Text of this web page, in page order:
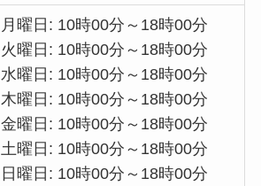
月曜日: 10時00分～18時00分
火曜日: 10時00分～18時00分
水曜日: 10時00分～18時00分
木曜日: 10時00分～18時00分
金曜日: 10時00分～18時00分
土曜日: 10時00分～18時00分
日曜日: 10時00分～18時00分